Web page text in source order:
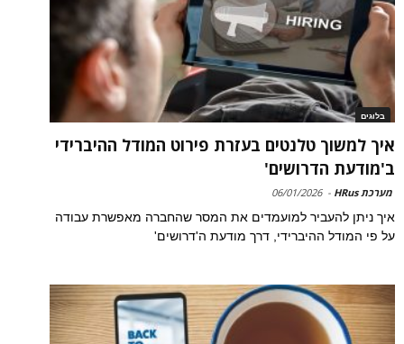
בלוגים
איך למשוך טלנטים בעזרת פירוט המודל ההיברידי
ב'מודעת הדרושים'
מערכת HRus -
06/01/2026
איך ניתן להעביר למועמדים את המסר שהחברה מאפשרת עבודה
על פי המודל ההיברידי, דרך מודעת ה'דרושים'